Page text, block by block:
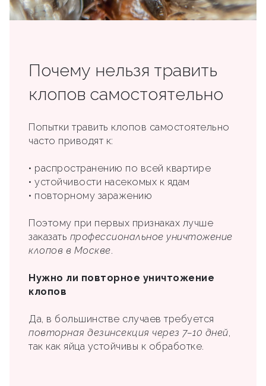
Почему нельзя травить
клопов самостоятельно
Попытки травить клопов самостоятельно
часто приводят к:
• распространению по всей квартире
• устойчивости насекомых к ядам
• повторному заражению
Поэтому при первых признаках лучше
заказать профессиональное уничтожение
клопов в Москве.
Нужно ли повторное уничтожение
клопов
Да, в большинстве случаев требуется
повторная дезинсекция через 7–10 дней,
так как яйца устойчивы к обработке.